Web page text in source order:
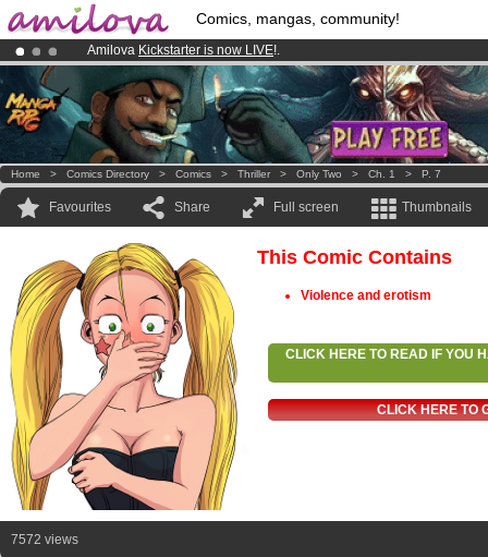
Comics, mangas, community!
Amilova Kickstarter is now LIVE!.
Premium membership from3.95 eurosper month !Get membership
Already 100000membersand 1000 comics & mangas!.
Home > Comics Directory > Comics > Thriller > Only Two > Ch. 1 > P. 7
Favourites Share Full screen Thumbnails
This Comic Contains
Violence and erotism
CLICK HERE TO READ IF YOU
CLICK HERE TO
7572 views